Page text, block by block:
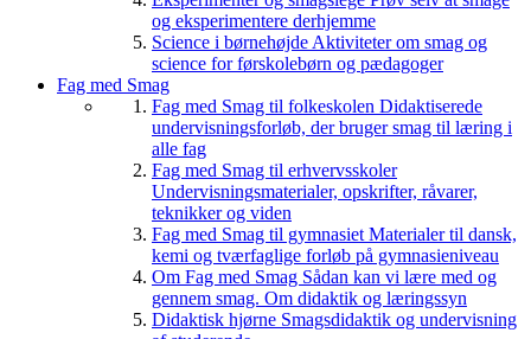
og eksperimentere derhjemme
Science i børnehøjde Aktiviteter om smag og
science for førskolebørn og pædagoger
Fag med Smag
Fag med Smag til folkeskolen Didaktiserede
undervisningsforløb, der bruger smag til læring i
alle fag
Fag med Smag til erhvervsskoler
Undervisningsmaterialer, opskrifter, råvarer,
teknikker og viden
Fag med Smag til gymnasiet Materialer til dansk,
kemi og tværfaglige forløb på gymnasieniveau
Om Fag med Smag Sådan kan vi lære med og
gennem smag. Om didaktik og læringssyn
Didaktisk hjørne Smagsdidaktik og undervisning